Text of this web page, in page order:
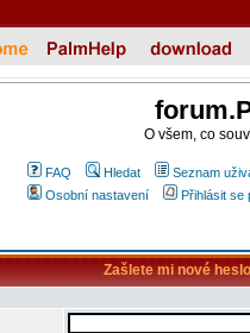
O všem, co
FAQ Hledat Seznam
Osobní nastavení
Přihlásit se
Zašlete mi nové heslo